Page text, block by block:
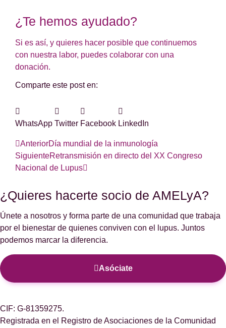
¿Te hemos ayudado?
Si es así, y quieres hacer posible que continuemos
con nuestra labor, puedes colaborar con una
donación.
Comparte este post en:
WhatsApp Twitter Facebook LinkedIn
AnteriorDía mundial de la inmunología
SiguienteRetransmisión en directo del XX Congreso
Nacional de Lupus
¿Quieres hacerte socio de AMELyA?
Únete a nosotros y forma parte de una comunidad que trabaja
por el bienestar de quienes conviven con el lupus. Juntos
podemos marcar la diferencia.
Asóciate
CIF: G-81359275.
Registrada en el Registro de Asociaciones de la Comunidad